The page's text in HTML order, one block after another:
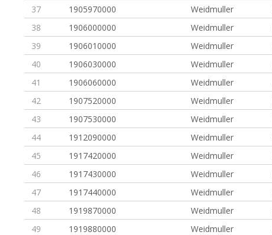
37 1905970000 Weidmuller
38 1906000000 Weidmuller
39 1906010000 Weidmuller
40 1906030000 Weidmuller
41 1906060000 Weidmuller
42 1907520000 Weidmuller
43 1907530000 Weidmuller
44 1912090000 Weidmuller
45 1917420000 Weidmuller
46 1917430000 Weidmuller
47 1917440000 Weidmuller
48 1919870000 Weidmuller
49 1919880000 Weidmuller